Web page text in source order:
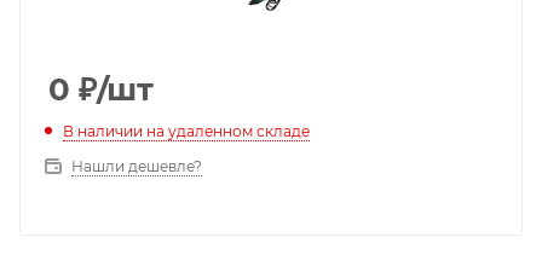
0 ₽/шт
В наличии на удаленном складе
Нашли дешевле?